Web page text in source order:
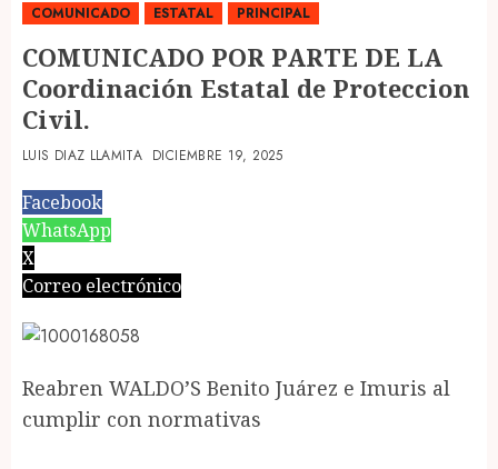
COMUNICADO ESTATAL PRINCIPAL
COMUNICADO POR PARTE DE LA
Coordinación Estatal de Proteccion
Civil.
Facebook
WhatsApp
X
Correo electrónico
LUIS DIAZ LLAMITA DICIEMBRE 19, 2025
Reabren WALDO’S Benito Juárez e Imuris al
cumplir con normativas